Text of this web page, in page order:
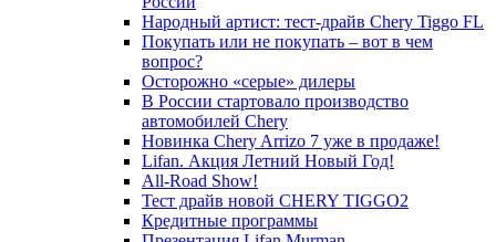
Народный артист: тест-драйв Chery Tiggo FL
Покупать или не покупать – вот в чем
вопрос?
Осторожно «серые» дилеры
В России стартовало производство
автомобилей Chery
Новинка Chery Arrizo 7 уже в продаже!
Lifan. Акция Летний Новый Год!
All-Road Show!
Тест драйв новой CHERY TIGGO2
Кредитные программы